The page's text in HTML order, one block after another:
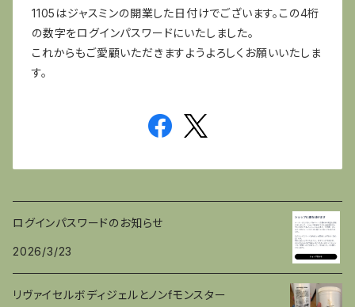
1105はジャスミンの開業した日付けでございます。この4桁
の数字をログインパスワードにいたしました。
これからもご愛顧いただきますようよろしくお願いいたしま
す。
ログインパスワードのお知らせ
2026/3/23
リヴァイセルボディジェルとノンfモンスター